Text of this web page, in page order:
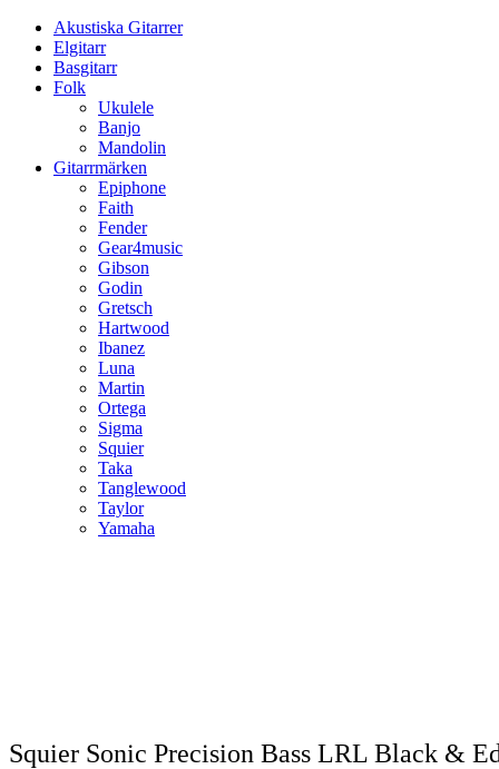
Akustiska Gitarrer
Elgitarr
Basgitarr
Folk
Ukulele
Banjo
Mandolin
Gitarrmärken
Epiphone
Faith
Fender
Gear4music
Gibson
Godin
Gretsch
Hartwood
Ibanez
Luna
Martin
Ortega
Sigma
Squier
Taka
Tanglewood
Taylor
Yamaha
Squier Sonic Precision Bass LRL Black &